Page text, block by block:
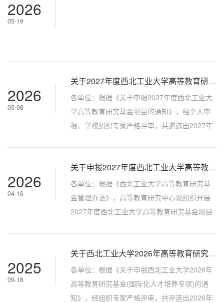
2026
05-19
2026
05-08
关于2027年度西北工业大学高等教育研究基金立项评审结果的公示
各单位：根据《关于申报2027年度西北工业大
学高等教育研究基金项目的通知》，经个人申
报、学校组织专家严格评审，共遴选出2027年
名单予以公布。如有异议，请在公示之日起5个
工作日内通过书面形式向高等教育研究中心反
映。联 系 人：李查邮箱：licha@nwpu.edu.cn
高等教育研究中心 2026年5月8日
2026
04-16
关于申报2027年度西北工业大学高等教育研究基金项目的通知
各单位：根据《西北工业大学高等教育研究基
金管理办法》，高等教育研究中心现组织开展
2027年度西北工业大学高等教育研究基金项目
教育发展趋势和学校发展实际，根据《2027年
度西北工业大学高等教育研究基金选题指南》
（附件1）拟定题目。本年度项目无经费支持。
二、申报条件1.重点项目负责人原则上应具有高
2025
09-18
关于西北工业大学2026年高等教育研究基金（国际化人才培养专项）评审结果的公示
各单位：根据《关于申报西北工业大学2026年
高等教育研究基金(国际化人才培养专项)的通
知》，经组织专家严格评审，共评选出2026年